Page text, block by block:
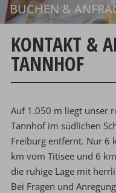
BUCHEN &
KONTAKT &
TANNHOF
Auf 1.050 m liegt unser
Tannhof im südlichen
Freiburg entfernt. Nur 6
km vom Titisee und 6
die ruhige Lage mit
Bei Fragen und